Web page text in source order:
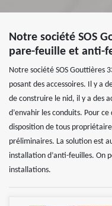
Notre société SOS
pare-feuille et anti-
Notre société SOS Gouttières
posant des accessoires. Il y a
de construire le nid, il y a des
d’envahir les conduits. Pour
disposition de tous
préliminaires. La solution est
installation d’anti-feuilles. On
installations.